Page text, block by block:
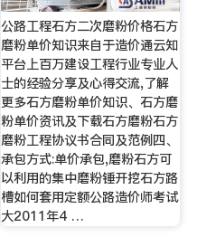
公路工程石方二次磨粉价格石方
磨粉单价知识来自于造价通云知
平台上百万建设工程行业专业人
士的经验分享及心得交流,了解
更多石方磨粉单价知识、石方磨
粉单价资讯及下载石方磨粉石方
磨粉工程协议书合同及范例四、
承包方式:单价承包,磨粉石方可
以利用的集中磨粉锤开挖石方路
槽如何套用定额公路造价师考试
大2011年4 …